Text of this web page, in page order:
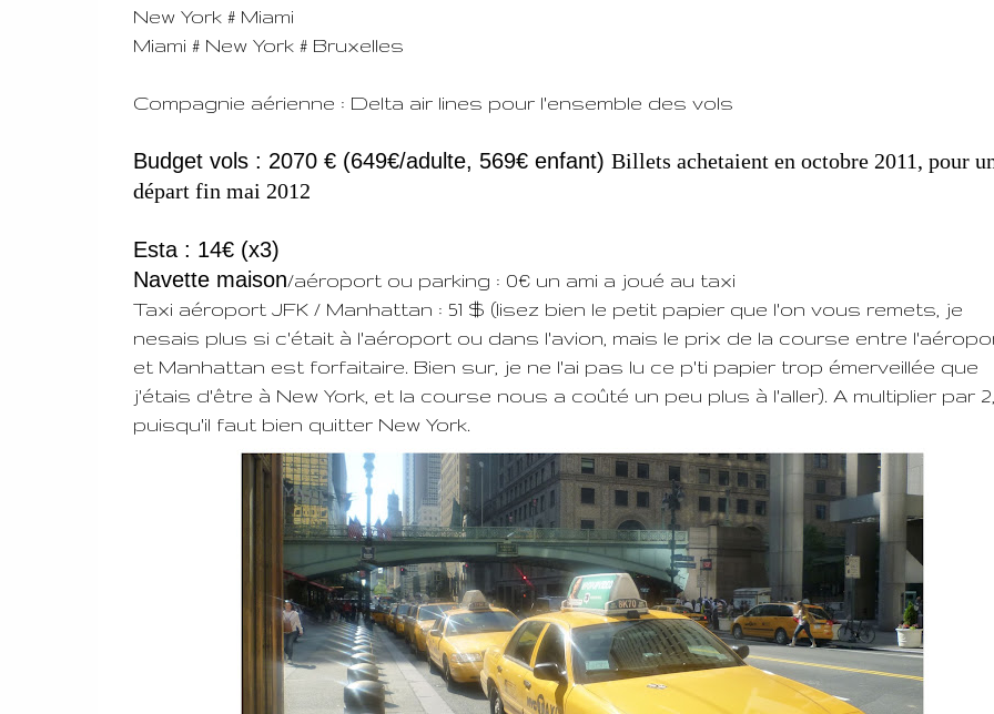
New York # Miami
Miami # New York # Bruxelles
Compagnie aérienne : Delta air lines pour l'ensemble des vols
Budget vols : 2070 € (649€/adulte, 569€ enfant) Billets achetaient en octobre 2011, pour
départ fin mai 2012
Esta : 14€ (x3)
Navette maison/aéroport ou parking : 0€ un ami a joué au taxi
Taxi aéroport JFK / Manhattan : 51 $ (lisez bien le petit papier que l'on vous remets, je
nesais plus si c'était à l'aéroport ou dans l'avion, mais le prix de la course entre
et Manhattan est forfaitaire. Bien sur, je ne l'ai pas lu ce p'ti papier trop émerveillée que
j'étais d'être à New York, et la course nous a coûté un peu plus à l'aller). A multiplier par 2,
puisqu'il faut bien quitter New York.